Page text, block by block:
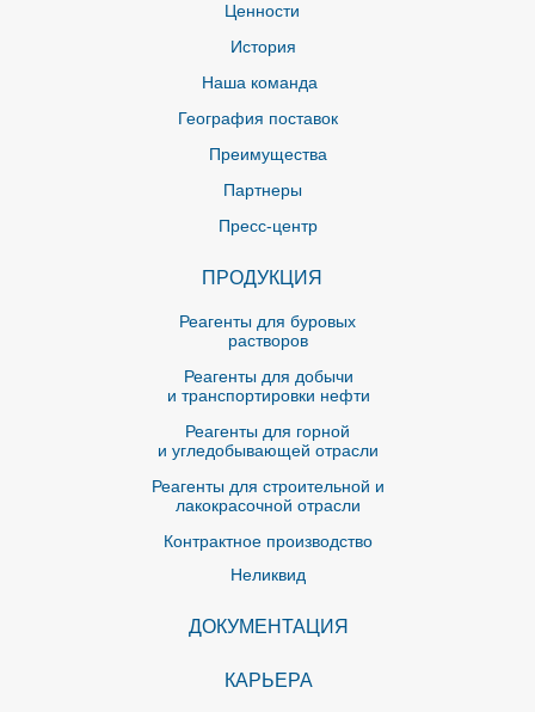
История
Наша команда
География поставок
Преимущества
Пресс-центр
Партнеры
Ценности
ПРОДУКЦИЯ
Реагенты для буровых
растворов
Реагенты для добычи
и транспортировки нефти
Реагенты для горной
и угледобывающей отрасли
Реагенты для строительной и
лакокрасочной отрасли
Контрактное производство
ДОКУМЕНТАЦИЯ
КАРЬЕРА
Неликвид